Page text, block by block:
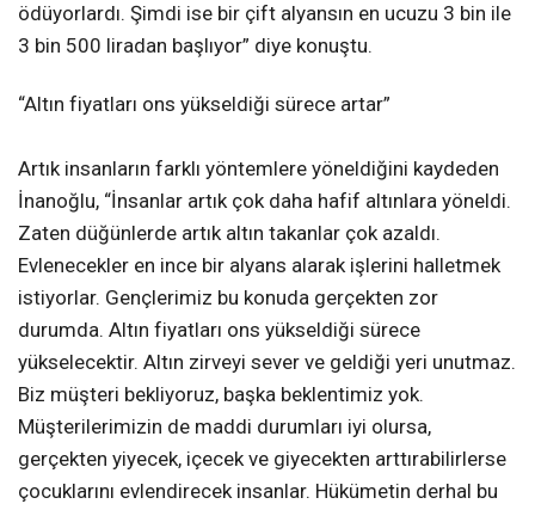
ödüyorlardı. Şimdi ise bir çift alyansın en ucuzu 3 bin ile
3 bin 500 liradan başlıyor” diye konuştu.
“Altın fiyatları ons yükseldiği sürece artar”
Artık insanların farklı yöntemlere yöneldiğini kaydeden
İnanoğlu, “İnsanlar artık çok daha hafif altınlara yöneldi.
Zaten düğünlerde artık altın takanlar çok azaldı.
Evlenecekler en ince bir alyans alarak işlerini halletmek
istiyorlar. Gençlerimiz bu konuda gerçekten zor
durumda. Altın fiyatları ons yükseldiği sürece
yükselecektir. Altın zirveyi sever ve geldiği yeri unutmaz.
Biz müşteri bekliyoruz, başka beklentimiz yok.
Müşterilerimizin de maddi durumları iyi olursa,
gerçekten yiyecek, içecek ve giyecekten arttırabilirlerse
çocuklarını evlendirecek insanlar. Hükümetin derhal bu